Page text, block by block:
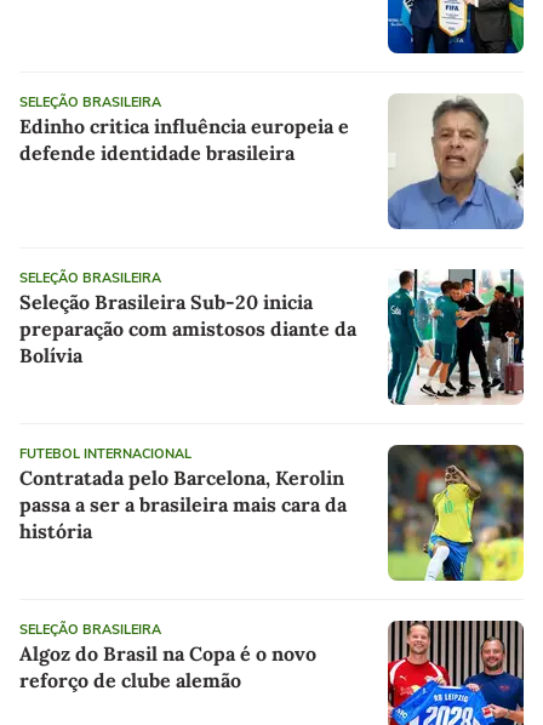
SELEÇÃO BRASILEIRA
Edinho critica influência europeia e
defende identidade brasileira
SELEÇÃO BRASILEIRA
Seleção Brasileira Sub-20 inicia
preparação com amistosos diante da
Bolívia
FUTEBOL INTERNACIONAL
Contratada pelo Barcelona, Kerolin
passa a ser a brasileira mais cara da
história
SELEÇÃO BRASILEIRA
Algoz do Brasil na Copa é o novo
reforço de clube alemão